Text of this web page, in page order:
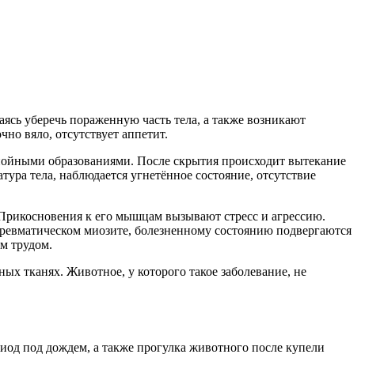
уберечь пораженную часть тела, а также возникают
вяло, отсутствует аппетит.
образованиями. После скрытия происходит вытекание
тела, наблюдается угнетённое состояние, отсутствие
к его мышцам вызывают стресс и агрессию.
миозите, болезненному состоянию подвергаются
трудом.
Животное, у которого такое заболевание, не
под дождем, а также прогулка животного после купели